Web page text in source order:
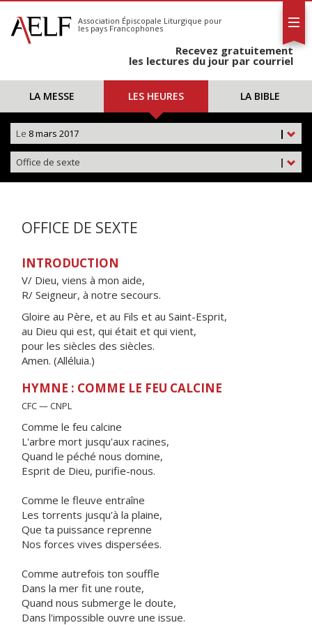
S'abonner
Calendrier
Association Épiscopale Liturgique pour
les pays Francophones
Recevez gratuitement
les lectures du jour par courriel
LA MESSE LES HEURES LA BIBLE
|
Le 8 mars 2017
|
Office de sexte
OFFICE DE SEXTE
INTRODUCTION
V/ Dieu, viens à mon aide,
R/ Seigneur, à notre secours.
Gloire au Père, et au Fils et au Saint-Esprit,
au Dieu qui est, qui était et qui vient,
pour les siècles des siècles.
Amen. (Alléluia.)
HYMNE : COMME LE FEU CALCINE
CFC — CNPL
Comme le feu calcine
L'arbre mort jusqu'aux racines,
Quand le péché nous domine,
Esprit de Dieu, purifie-nous.
Comme le fleuve entraîne
Les torrents jusqu'à la plaine,
Que ta puissance reprenne
Nos forces vives dispersées.
Comme autrefois ton souffle
Dans la mer fit une route,
Quand nous submerge le doute,
Dans l'impossible ouvre une issue.